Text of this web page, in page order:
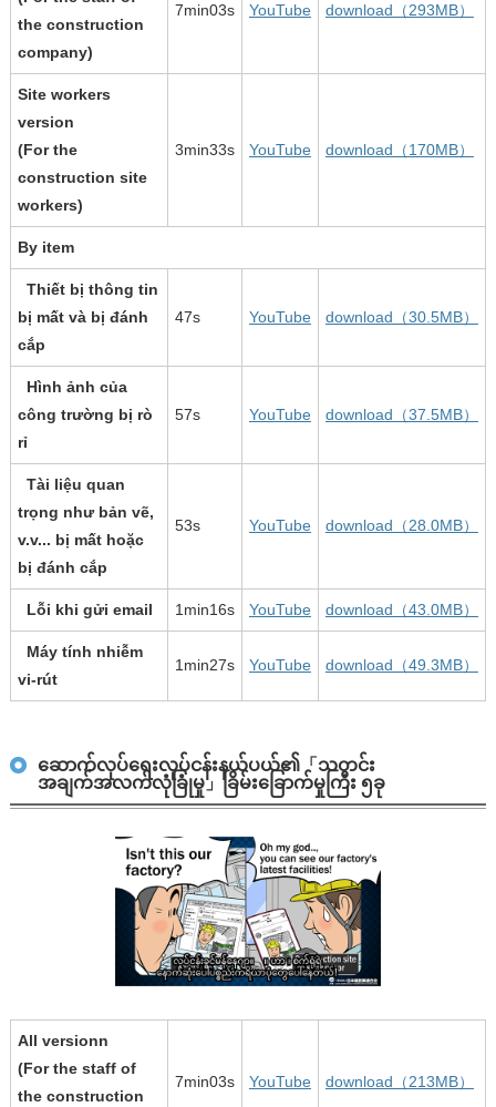
the construction
company)
7min03s YouTube download（293MB）
Site workers
version
(For the
construction site
workers)
3min33s YouTube download（170MB）
By item
Thiết bị thông tin
bị mất và bị đánh
cắp
47s YouTube download（30.5MB）
Hình ảnh của
công trường bị rò
rỉ
57s YouTube download（37.5MB）
Tài liệu quan
trọng như bản vẽ,
v.v... bị mất hoặc
bị đánh cắp
53s YouTube download（28.0MB）
Lỗi khi gửi email 1min16s YouTube download（43.0MB）
Máy tính nhiễm
vi-rút
1min27s YouTube download（49.3MB）
ဆောက်လုပ်ရေးလုပ်ငန်းနယ်ပယ်၏「သတင်း
အချက်အလက်လုံခြုံမှု」ခြိမ်းခြောက်မှုကြီး ၅ခု
All versionn
(For the staff of
the construction
7min03s YouTube download（213MB）